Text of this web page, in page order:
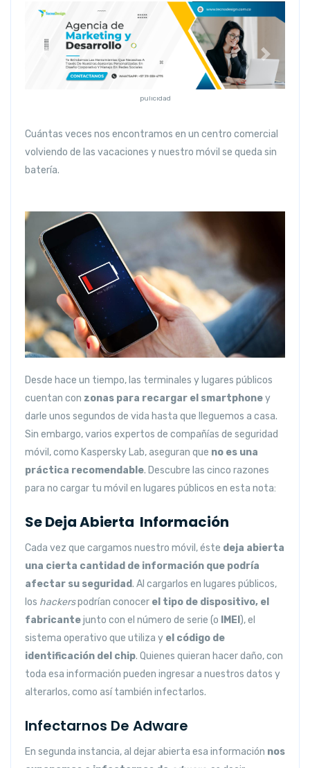
pulicidad
Anterior Siguiente
Cuántas veces nos encontramos en un centro comercial
volviendo de las vacaciones y nuestro móvil se queda sin
batería.
Desde hace un tiempo, las terminales y lugares públicos
cuentan con zonas para recargar el smartphoney
darle unos segundos de vida hasta que lleguemos a casa.
Sin embargo, varios expertos de compañías de seguridad
móvil, como Kaspersky Lab, aseguran que no es una
práctica recomendable. Descubre las cinco razones
para no cargar tu móvil en lugares públicos en esta nota:
Se Deja Abierta Información
Cada vez que cargamos nuestro móvil, éste deja abierta
una cierta cantidad de información que podría
afectar su seguridad. Al cargarlos en lugares públicos,
los hackerspodrían conocer el tipo de dispositivo, el
fabricantejunto con el número de serie (o IMEI ), el
sistema operativo que utiliza y el código de
identificación del chip. Quienes quieran hacer daño, con
toda esa información pueden ingresar a nuestros datos y
alterarlos, como así también infectarlos.
Infectarnos De Adware
En segunda instancia, al dejar abierta esa información nos